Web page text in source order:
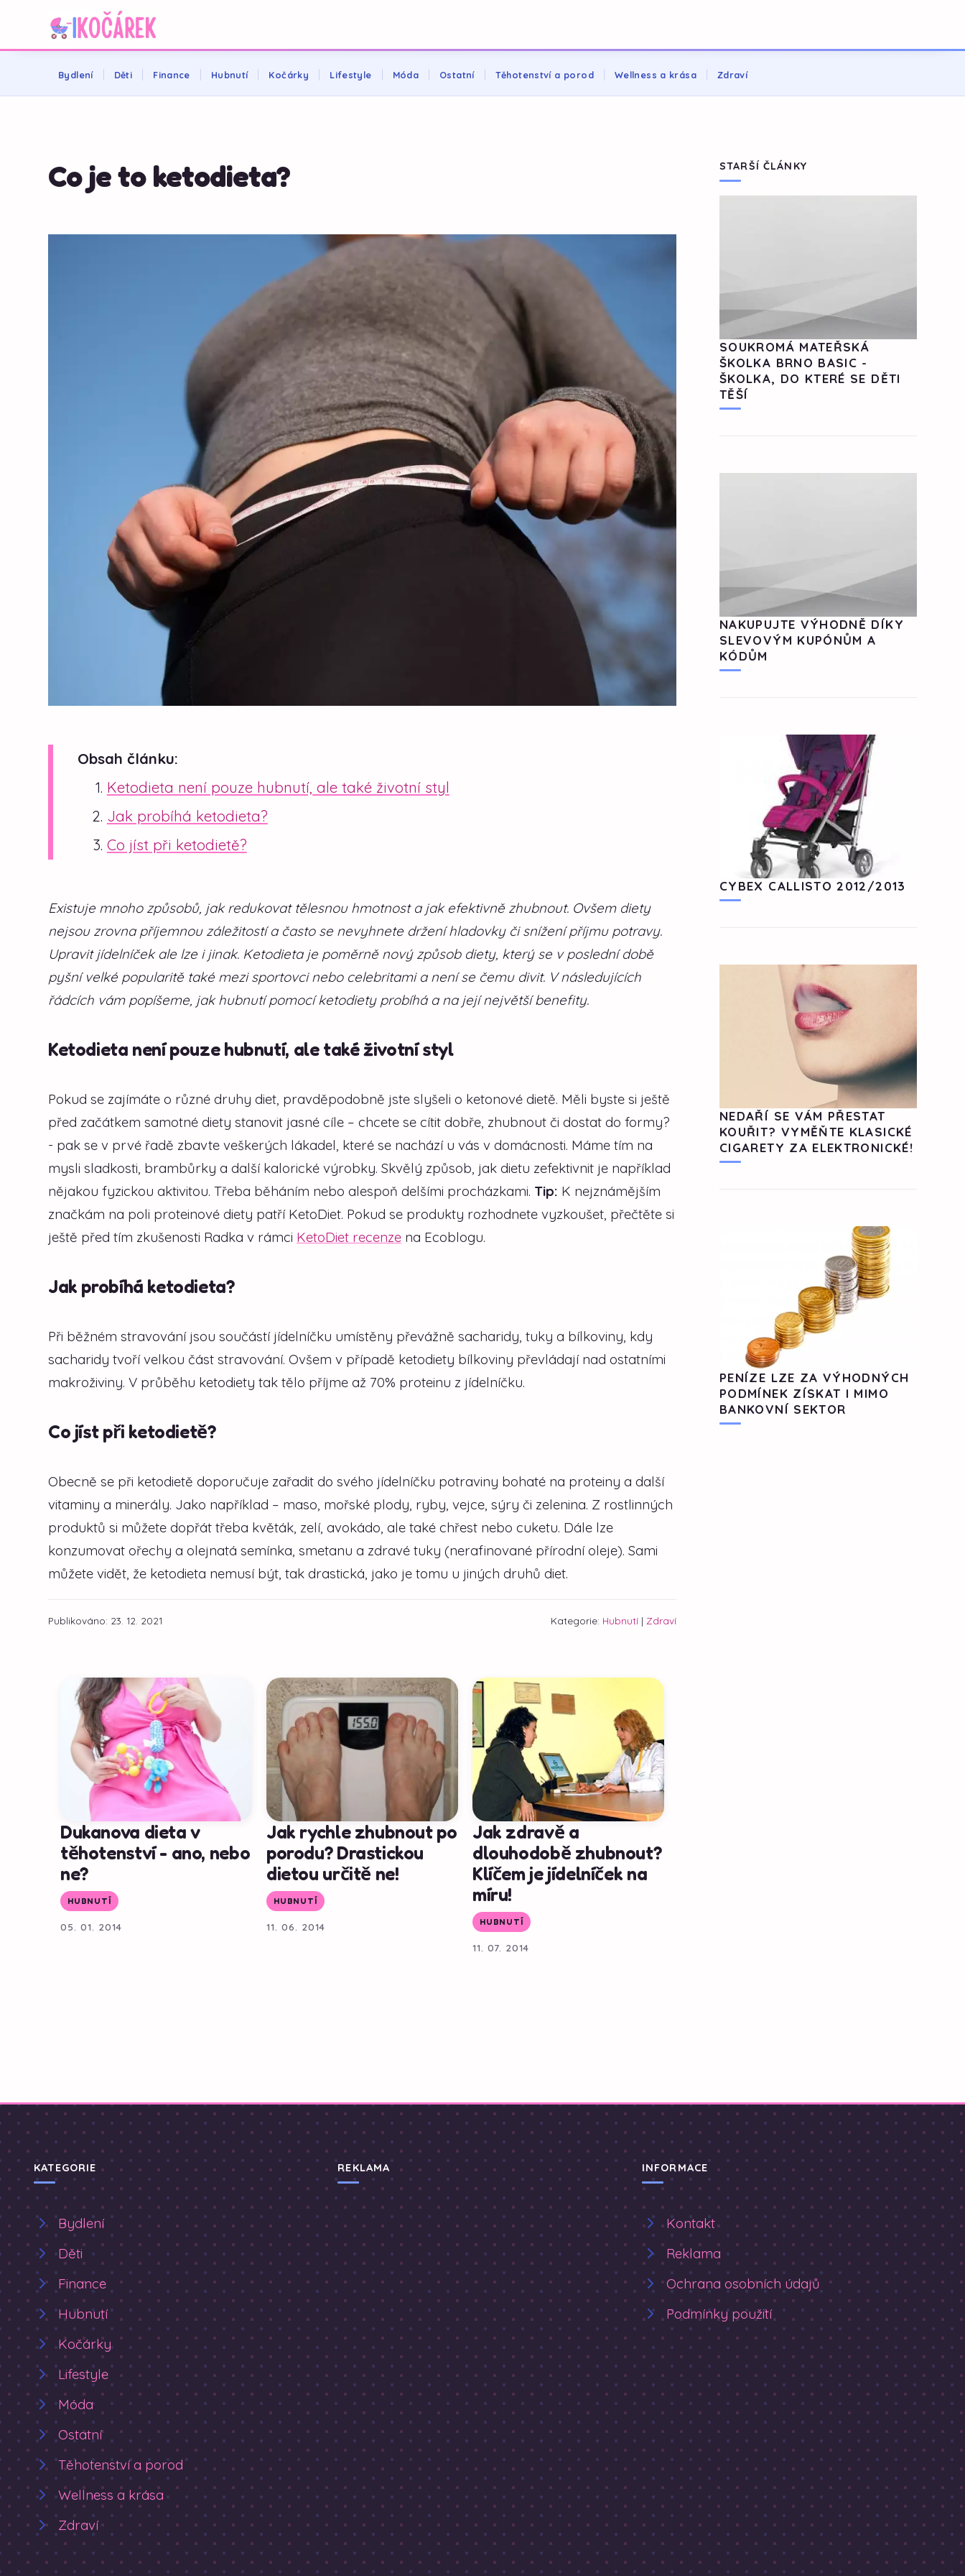
Bydlení Děti Finance Hubnutí Kočárky Lifestyle Móda Ostatní Těhotenství a porod Wellness a krása Zdraví
Co je to ketodieta?
Obsah článku:
Ketodieta není pouze hubnutí, ale také životní styl
Jak probíhá ketodieta?
Co jíst při ketodietě?
Existuje mnoho způsobů, jak redukovat tělesnou hmotnost a jak efektivně zhubnout. Ovšem diety
nejsou zrovna příjemnou záležitostí a často se nevyhnete držení hladovky či snížení příjmu potravy.
Upravit jídelníček ale lze i jinak. Ketodieta je poměrně nový způsob diety, který se v poslední době
pyšní velké popularitě také mezi sportovci nebo celebritami a není se čemu divit. V následujících
řádcích vám popíšeme, jak hubnutí pomocí ketodiety probíhá a na její největší benefity.
Ketodieta není pouze hubnutí, ale také životní styl
Pokud se zajímáte o různé druhy diet, pravděpodobně jste slyšeli o ketonové dietě. Měli byste si ještě
před začátkem samotné diety stanovit jasné cíle – chcete se cítit dobře, zhubnout či dostat do formy?
- pak se v prvé řadě zbavte veškerých lákadel, které se nachází u vás v domácnosti. Máme tím na
mysli sladkosti, brambůrky a další kalorické výrobky. Skvělý způsob, jak dietu zefektivnit je například
nějakou fyzickou aktivitou. Třeba běháním nebo alespoň delšími procházkami. Tip: K nejznámějším
značkám na poli proteinové diety patří KetoDiet. Pokud se produkty rozhodnete vyzkoušet, přečtěte si
ještě před tím zkušenosti Radka v rámci KetoDiet recenze na Ecoblogu.
Jak probíhá ketodieta?
Při běžném stravování jsou součástí jídelníčku umístěny převážně sacharidy, tuky a bílkoviny, kdy
sacharidy tvoří velkou část stravování. Ovšem v případě ketodiety bílkoviny převládají nad ostatními
makroživiny. V průběhu ketodiety tak tělo příjme až 70% proteinu z jídelníčku.
Co jíst při ketodietě?
Obecně se při ketodietě doporučuje zařadit do svého jídelníčku potraviny bohaté na proteiny a další
vitaminy a minerály. Jako například – maso, mořské plody, ryby, vejce, sýry či zelenina. Z rostlinných
produktů si můžete dopřát třeba květák, zelí, avokádo, ale také chřest nebo cuketu. Dále lze
konzumovat ořechy a olejnatá semínka, smetanu a zdravé tuky (nerafinované přírodní oleje). Sami
můžete vidět, že ketodieta nemusí být, tak drastická, jako je tomu u jiných druhů diet.
Publikováno: 23. 12. 2021 Kategorie: Hubnutí | Zdraví
Dukanova dieta v
těhotenství - ano, nebo
ne?
HUBNUTÍ
05. 01. 2014
Jak rychle zhubnout po
porodu? Drastickou
dietou určitě ne!
HUBNUTÍ
11. 06. 2014
Jak zdravě a
dlouhodobě zhubnout?
Klíčem je jídelníček na
míru!
HUBNUTÍ
11. 07. 2014
STARŠÍ ČLÁNKY
SOUKROMÁ MATEŘSKÁ
ŠKOLKA BRNO BASIC -
ŠKOLKA, DO KTERÉ SE DĚTI
TĚŠÍ
NAKUPUJTE VÝHODNĚ DÍKY
SLEVOVÝM KUPÓNŮM A
KÓDŮM
CYBEX CALLISTO 2012/2013
NEDAŘÍ SE VÁM PŘESTAT
KOUŘIT? VYMĚŇTE KLASICKÉ
CIGARETY ZA ELEKTRONICKÉ!
PENÍZE LZE ZA VÝHODNÝCH
PODMÍNEK ZÍSKAT I MIMO
BANKOVNÍ SEKTOR
KATEGORIE
Bydlení
Děti
Finance
Hubnutí
Kočárky
Lifestyle
Móda
Ostatní
Těhotenství a porod
Wellness a krása
Zdraví
REKLAMA INFORMACE
Kontakt
Reklama
Ochrana osobních údajů
Podmínky použití